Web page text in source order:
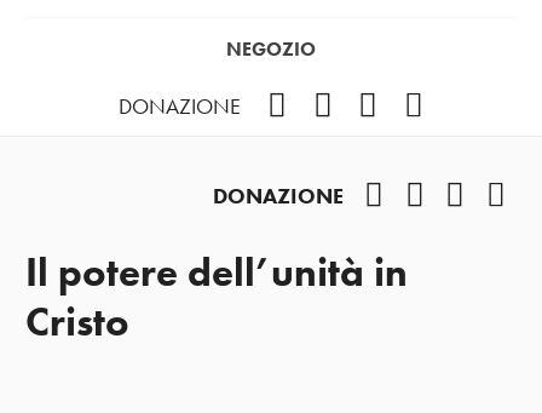
NEGOZIO
DONAZIONE
DONAZIONE
Il potere dell’unità in
Cristo